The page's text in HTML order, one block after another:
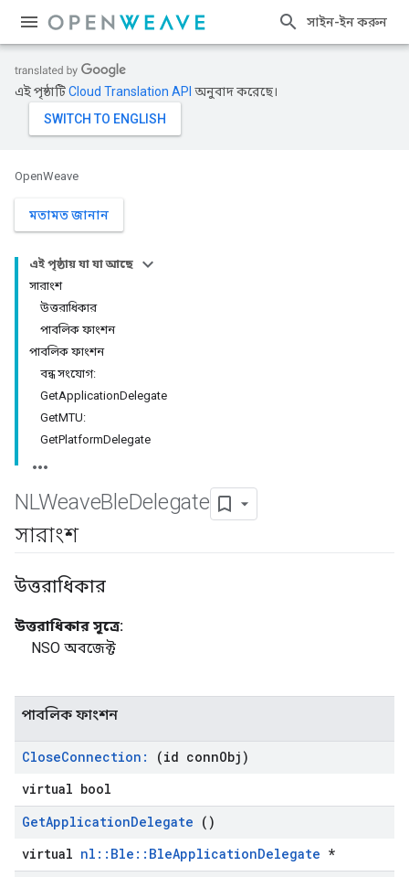
সাইন-ইন করুন
এই পৃষ্ঠাটিCloud Translation API অনুবাদ করেছে।
OpenWeave
মতামত জানান
এই পৃষ্ঠায় যা যা আছে
সারাংশ
উত্তরাধিকার
পাবলিক ফাংশন
পাবলিক ফাংশন
বন্ধ সংযোগ:
GetApplicationDelegate
GetMTU:
GetPlatformDelegate
NLWeaveBleDelegate
সারাংশ
উত্তরাধিকার
উত্তরাধিকার সূত্রে:
NSO অবজেক্ট
পাবলিক ফাংশন
CloseConnection: (id connObj)
virtual bool
GetApplicationDelegate ()
virtual nl::Ble::BleApplicationDelegate *